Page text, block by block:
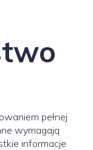
pełnej
wymagają
informacje